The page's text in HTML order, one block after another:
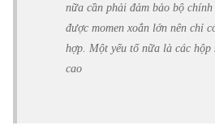
nữa cần phải đảm bảo bộ
được momen xoắn lớn nên chỉ
hợp. Một yếu tố nữa là các
cao